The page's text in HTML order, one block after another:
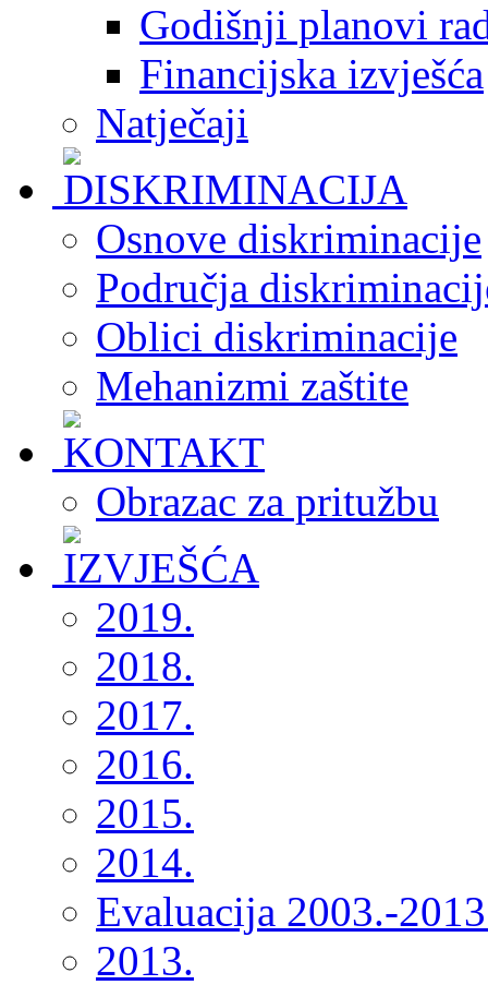
Godišnji planovi
Financijska izvješća
Natječaji
Osnove diskriminacije
Područja
Oblici diskriminacije
Mehanizmi zaštite
Obrazac za pritužbu
2019.
2018.
2017.
2016.
2015.
2014.
Evaluacija 2003.-
2013.